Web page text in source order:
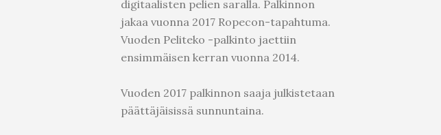
digitaalisten pelien saralla. Palkinnon
jakaa vuonna 2017 Ropecon-tapahtuma.
Vuoden Peliteko -palkinto jaettiin
ensimmäisen kerran vuonna 2014.
Vuoden 2017 palkinnon saaja julkistetaan
päättäjäisissä sunnuntaina.